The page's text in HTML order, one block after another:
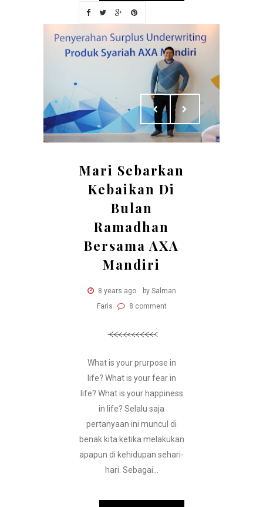
Mari Sebarkan
Kebaikan Di
Bulan
Ramadhan
Bersama AXA
Mandiri
8 years ago
by Salman
Faris
8 comment
What is your prurpose in
life? What is your fear in
life? What is your happiness
in life? Selalu saja
pertanyaan ini muncul di
benak kita ketika melakukan
apapun di kehidupan sehari-
hari. Sebagai...